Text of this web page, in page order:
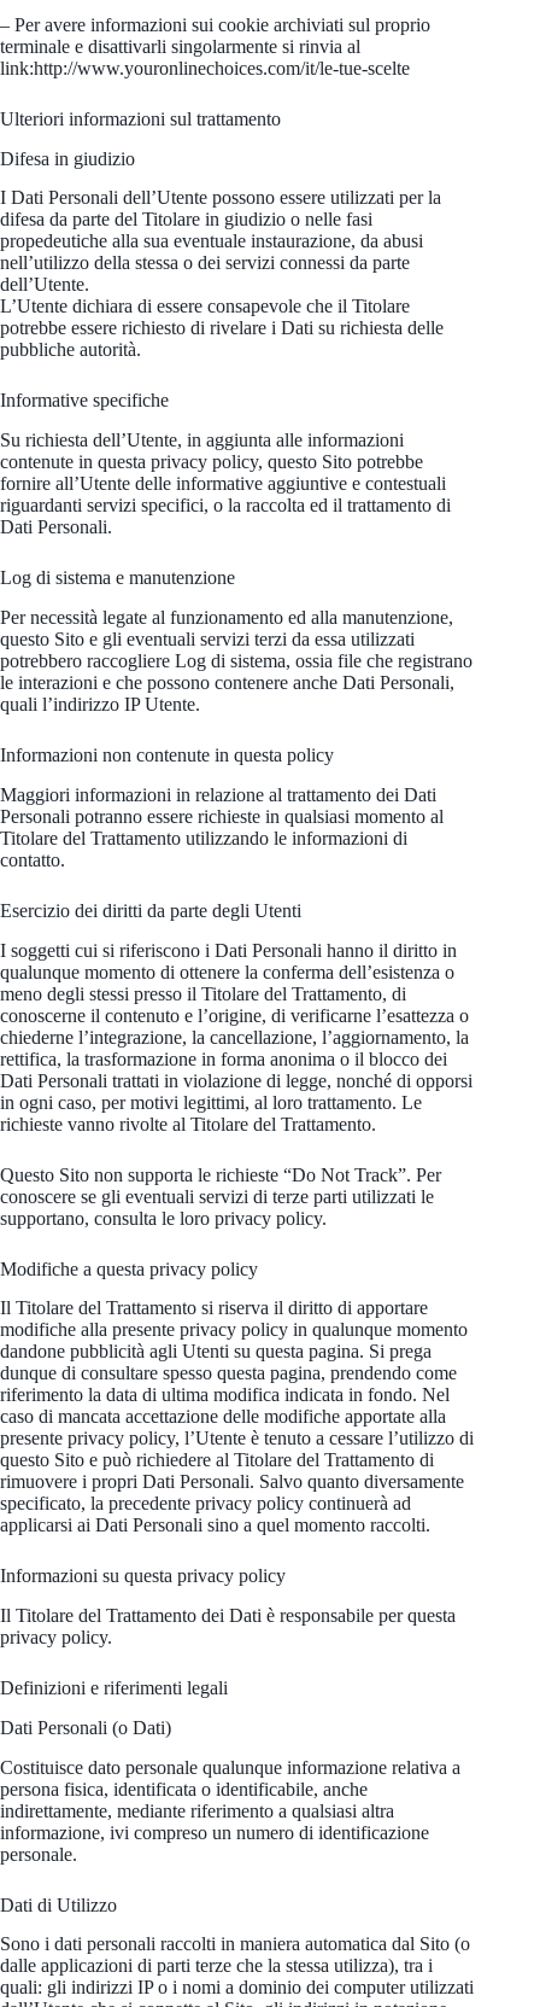
– Per avere informazioni sui cookie archiviati sul proprio
terminale e disattivarli singolarmente si rinvia al
link:http://www.youronlinechoices.com/it/le-tue-scelte
Ulteriori informazioni sul trattamento
Difesa in giudizio
I Dati Personali dell’Utente possono essere utilizzati per la
difesa da parte del Titolare in giudizio o nelle fasi
propedeutiche alla sua eventuale instaurazione, da abusi
nell’utilizzo della stessa o dei servizi connessi da parte
dell’Utente.
L’Utente dichiara di essere consapevole che il Titolare
potrebbe essere richiesto di rivelare i Dati su richiesta delle
pubbliche autorità.
Informative specifiche
Su richiesta dell’Utente, in aggiunta alle informazioni
contenute in questa privacy policy, questo Sito potrebbe
fornire all’Utente delle informative aggiuntive e contestuali
riguardanti servizi specifici, o la raccolta ed il trattamento di
Dati Personali.
Log di sistema e manutenzione
Per necessità legate al funzionamento ed alla manutenzione,
questo Sito e gli eventuali servizi terzi da essa utilizzati
potrebbero raccogliere Log di sistema, ossia file che registrano
le interazioni e che possono contenere anche Dati Personali,
quali l’indirizzo IP Utente.
Informazioni non contenute in questa policy
Maggiori informazioni in relazione al trattamento dei Dati
Personali potranno essere richieste in qualsiasi momento al
Titolare del Trattamento utilizzando le informazioni di
contatto.
Esercizio dei diritti da parte degli Utenti
I soggetti cui si riferiscono i Dati Personali hanno il diritto in
qualunque momento di ottenere la conferma dell’esistenza o
meno degli stessi presso il Titolare del Trattamento, di
conoscerne il contenuto e l’origine, di verificarne l’esattezza o
chiederne l’integrazione, la cancellazione, l’aggiornamento, la
rettifica, la trasformazione in forma anonima o il blocco dei
Dati Personali trattati in violazione di legge, nonché di opporsi
in ogni caso, per motivi legittimi, al loro trattamento. Le
richieste vanno rivolte al Titolare del Trattamento.
Questo Sito non supporta le richieste “Do Not Track”. Per
conoscere se gli eventuali servizi di terze parti utilizzati le
supportano, consulta le loro privacy policy.
Modifiche a questa privacy policy
Il Titolare del Trattamento si riserva il diritto di apportare
modifiche alla presente privacy policy in qualunque momento
dandone pubblicità agli Utenti su questa pagina. Si prega
dunque di consultare spesso questa pagina, prendendo come
riferimento la data di ultima modifica indicata in fondo. Nel
caso di mancata accettazione delle modifiche apportate alla
presente privacy policy, l’Utente è tenuto a cessare l’utilizzo di
questo Sito e può richiedere al Titolare del Trattamento di
rimuovere i propri Dati Personali. Salvo quanto diversamente
specificato, la precedente privacy policy continuerà ad
applicarsi ai Dati Personali sino a quel momento raccolti.
Informazioni su questa privacy policy
Il Titolare del Trattamento dei Dati è responsabile per questa
privacy policy.
Definizioni e riferimenti legali
Dati Personali (o Dati)
Costituisce dato personale qualunque informazione relativa a
persona fisica, identificata o identificabile, anche
indirettamente, mediante riferimento a qualsiasi altra
informazione, ivi compreso un numero di identificazione
personale.
Dati di Utilizzo
Sono i dati personali raccolti in maniera automatica dal Sito (o
dalle applicazioni di parti terze che la stessa utilizza), tra i
quali: gli indirizzi IP o i nomi a dominio dei computer utilizzati